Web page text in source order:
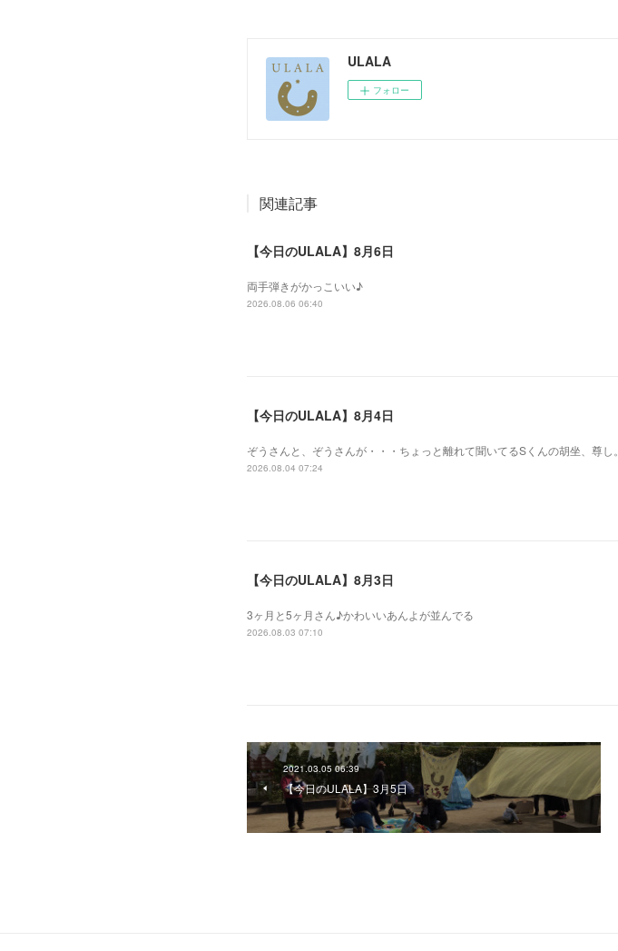
ULALA
フォロー
関連記事
【今日のULALA】8月6日
両手弾きがかっこいい♪
2026.08.06 06:40
【今日のULALA】8月4日
ぞうさんと、ぞうさんが・・・ちょっと離れて聞いてるSくんの胡坐、尊し。
2026.08.04 07:24
【今日のULALA】8月3日
3ヶ月と5ヶ月さん♪かわいいあんよが並んでる
2026.08.03 07:10
2021.03.05 06:39
【今日のULALA】3月5日